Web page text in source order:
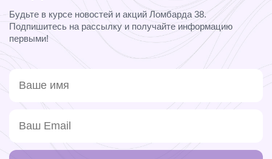
Будьте в курсе новостей и акций Ломбарда 38.
Подпишитесь на рассылку и получайте информацию
первыми!